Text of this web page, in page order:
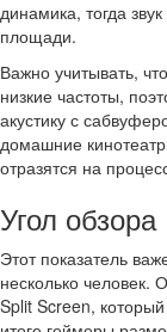
динамика, тогда
площади.
Важно учитывать,
низкие частоты,
акустику с
домашние
отразятся на
Угол обзора
Этот показатель
несколько человек.
Split Screen,